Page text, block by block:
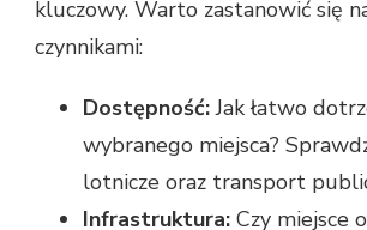
kluczowy. Warto zastanowić się
czynnikami:
Dostępność:Jak łatwo
wybranego miejsca?
lotnicze oraz transport
Infrastruktura: Czy miejsce